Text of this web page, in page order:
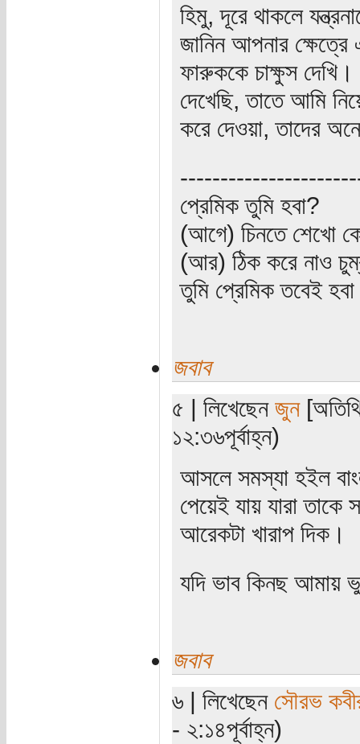
হিমু, দূরে থাকলে
জানিন আপনার
ফারুককে চাক্ষুস
দেখেছি, তাতে আমি
করে দেওয়া, তাদের
প্রেমিক তুমি হবা?
(আগে) চিনতে শেখো
(আর) ঠিক করে নাও
তুমি প্রেমিক তবেই
জবাব
৫ | লিখেছেন জুন
১২:৩৬পূর্বাহ্ন)
আসলে সমস্যা হইল
পেয়েই যায় যারা
আরেকটা খারাপ দিক।
যদি ভাব কিনছ আমায়
জবাব
৬ | লিখেছেন সৌরভ
- ২:১৪পূর্বাহ্ন)